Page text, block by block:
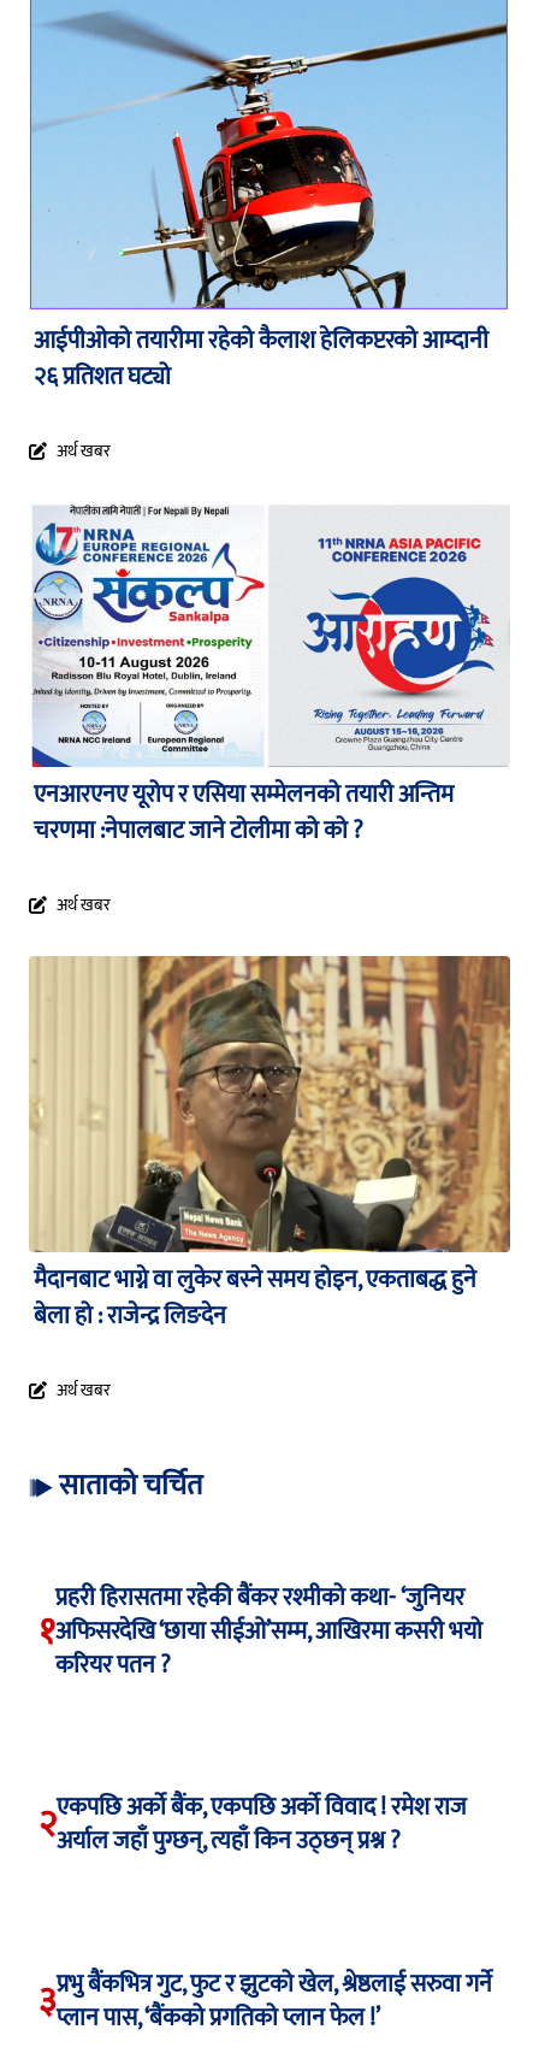
आईपीओको तयारीमा रहेको कैलाश हेलिकप्टरको आम्दानी
२६ प्रतिशत घट्यो
अर्थ खबर
एनआरएनए यूरोप र एसिया सम्मेलनको तयारी अन्तिम
चरणमा :नेपालबाट जाने टोलीमा को को ?
अर्थ खबर
मैदानबाट भाग्ने वा लुकेर बस्ने समय होइन, एकताबद्ध हुने
बेला हो : राजेन्द्र लिङदेन
अर्थ खबर
साताको चर्चित
१
प्रहरी हिरासतमा रहेकी बैंकर रश्मीको कथा- ‘जुनियर
अफिसरदेखि ‘छाया सीईओ’सम्म, आखिरमा कसरी भयो
करियर पतन ?
२एकपछि अर्को बैंक, एकपछि अर्को विवाद ! रमेश राज
अर्याल जहाँ पुग्छन्, त्यहाँ किन उठ्छन् प्रश्न ?
३प्रभु बैंकभित्र गुट, फुट र झुटको खेल, श्रेष्ठलाई सरुवा गर्ने
प्लान पास, ‘बैंकको प्रगतिको प्लान फेल !’